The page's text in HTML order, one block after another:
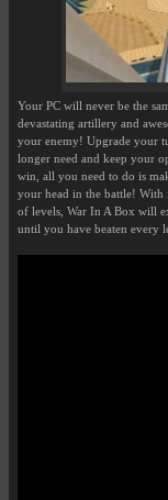
Your PC will never be the
devastating artillery and
your enemy! Upgrade your
longer need and keep your
win, all you need to do is
your head in the battle! With
of levels, War In A Box will
until you have beaten every